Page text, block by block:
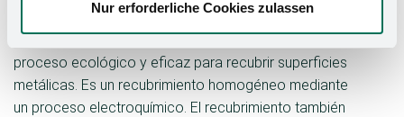
Nur erforderliche Cookies zulassen
Revestimiento KTL
El recubrimiento catódico por inmersión (KTL) es un
proceso ecológico y eficaz para recubrir superficies
metálicas. Es un recubrimiento homogéneo mediante
un proceso electroquímico. El recubrimiento también